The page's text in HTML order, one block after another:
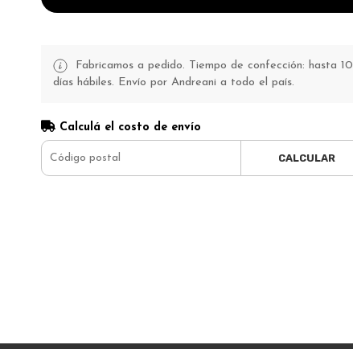
Fabricamos a pedido. Tiempo de confección: hasta 10
días hábiles. Envío por Andreani a todo el país.
Calculá el costo de envío
CALCULAR